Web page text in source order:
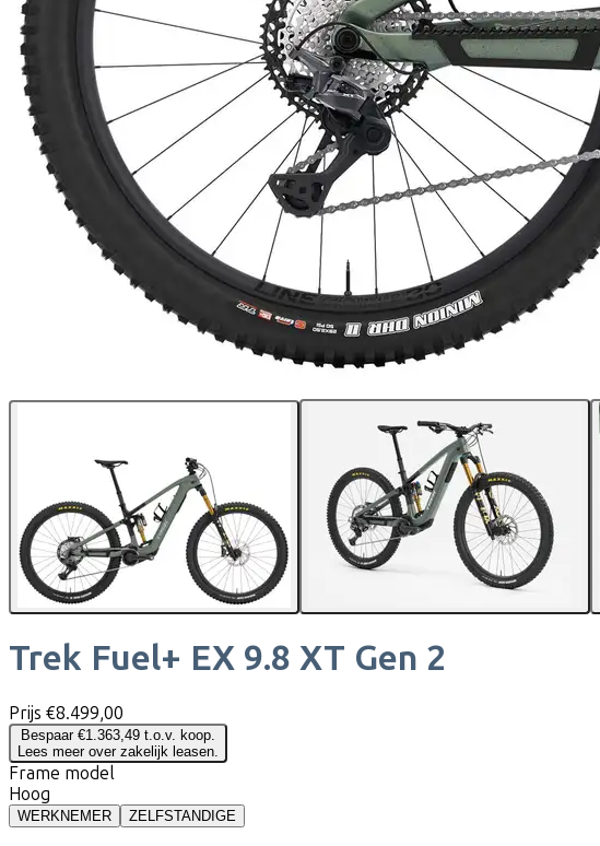
Trek Fuel+ EX 9.8 XT Gen 2
Prijs €8.499,00
Bespaar €1.363,49 t.o.v. koop.
Lees meer over zakelijk leasen.
Frame model
Hoog
WERKNEMER ZELFSTANDIGE